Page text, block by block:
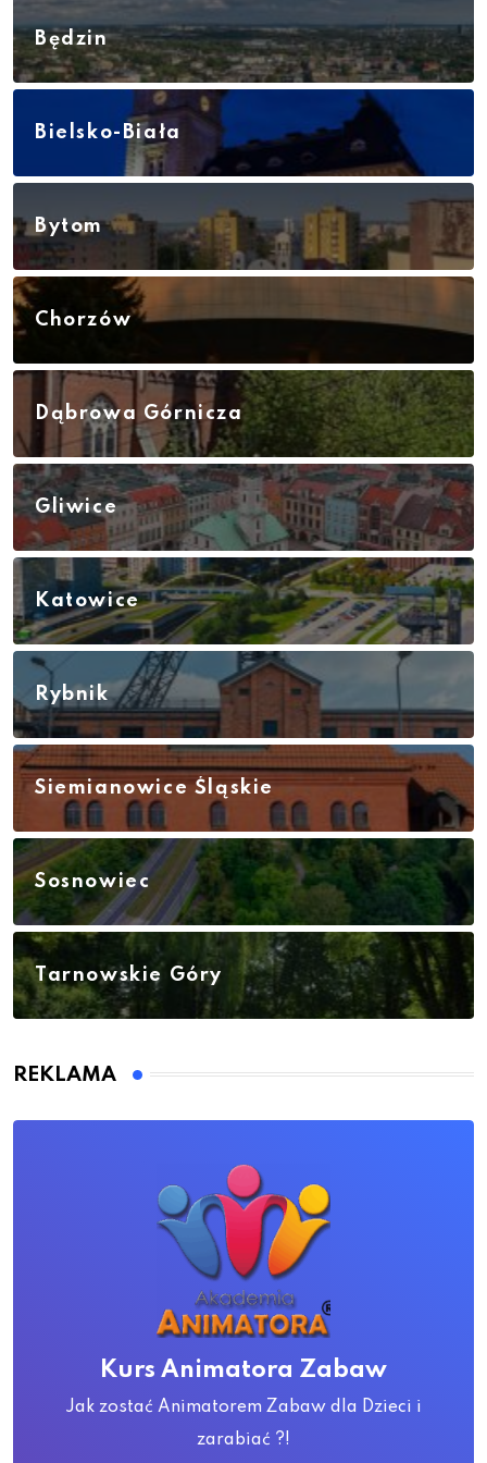
Będzin
Bielsko-Biała
Bytom
Chorzów
Dąbrowa Górnicza
Gliwice
Katowice
Rybnik
Siemianowice Śląskie
Sosnowiec
Tarnowskie Góry
REKLAMA
Kurs Animatora Zabaw
Jak zostać Animatorem Zabaw dla Dzieci i
zarabiać ?!